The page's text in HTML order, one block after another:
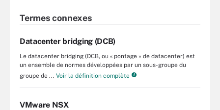
Termes connexes
Datacenter bridging (DCB)
Le datacenter bridging (DCB, ou « pontage » de datacenter) est
un ensemble de normes développées par un sous-groupe du
groupe de ... Voir la définition complète
VMware NSX